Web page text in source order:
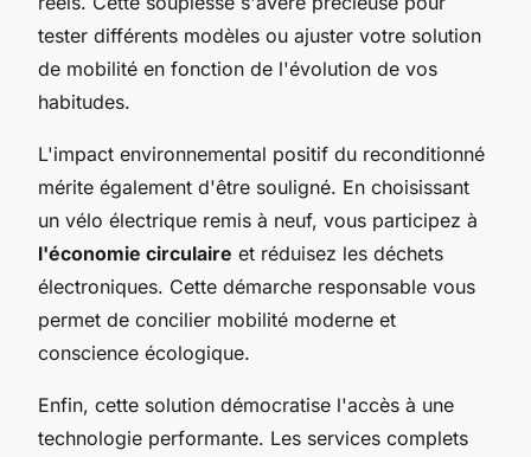
tester différents modèles ou ajuster votre solution
de mobilité en fonction de l'évolution de vos
habitudes.
L'impact environnemental positif du reconditionné
mérite également d'être souligné. En choisissant
un vélo électrique remis à neuf, vous participez à
l'économie circulaire et réduisez les déchets
électroniques. Cette démarche responsable vous
permet de concilier mobilité moderne et
conscience écologique.
Enfin, cette solution démocratise l'accès à une
technologie performante. Les services complets